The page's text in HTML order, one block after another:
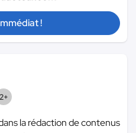
!
2+
la rédaction de contenus